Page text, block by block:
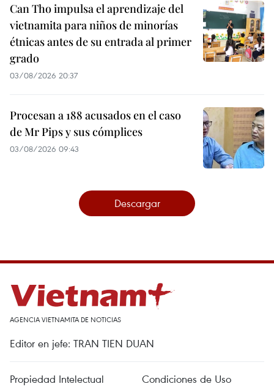
Can Tho impulsa el aprendizaje del
vietnamita para niños de minorías
étnicas antes de su entrada al primer
grado
03/08/2026 20:37
Procesan a 188 acusados en el caso
de Mr Pips y sus cómplices
03/08/2026 09:43
Descargar
AGENCIA VIETNAMITA DE NOTICIAS
Editor en jefe: TRAN TIEN DUAN
Propiedad Intelectual Condiciones de Uso